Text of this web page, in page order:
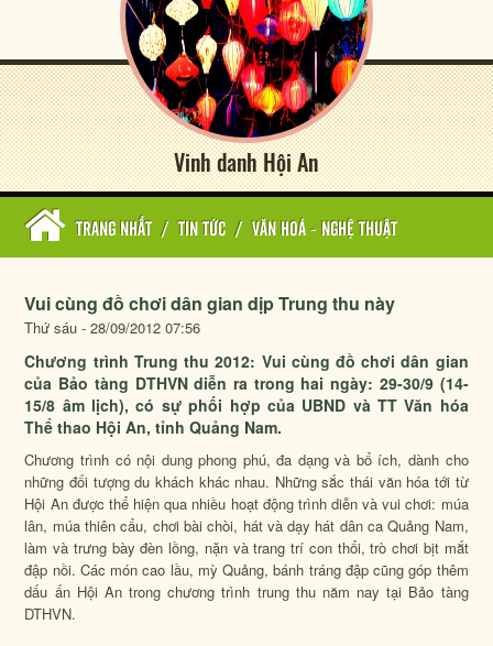
Vinh danh Hội An
TRANG NHẤT / TIN TỨC / VĂN HOÁ - NGHỆ THUẬT
Vui cùng đồ chơi dân gian dịp Trung thu này
Thứ sáu - 28/09/2012 07:56
Chương trình Trung thu 2012: Vui cùng đồ chơi dân gian
của Bảo tàng DTHVN diễn ra trong hai ngày: 29-30/9 (14-
15/8 âm lịch), có sự phối hợp của UBND và TT Văn hóa
Thể thao Hội An, tỉnh Quảng Nam.
Chương trình có nội dung phong phú, đa dạng và bổ ích, dành cho
những đối tượng du khách khác nhau. Những sắc thái văn hóa tới từ
Hội An được thể hiện qua nhiều hoạt động trình diễn và vui chơi: múa
lân, múa thiên cẩu, chơi bài chòi, hát và dạy hát dân ca Quảng Nam,
làm và trưng bày đèn lồng, nặn và trang trí con thổi, trò chơi bịt mắt
đập nồi. Các món cao lầu, mỳ Quảng, bánh tráng đập cũng góp thêm
dấu ấn Hội An trong chương trình trung thu năm nay tại Bảo tàng
DTHVN.